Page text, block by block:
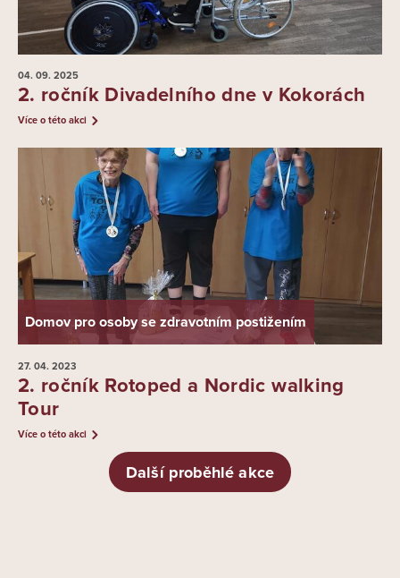
04. 09. 2025
2. ročník Divadelního dne v Kokorách
Více o této akci
Domov pro osoby se zdravotním postižením
27. 04. 2023
2. ročník Rotoped a Nordic walking
Tour
Více o této akci
Další proběhlé akce